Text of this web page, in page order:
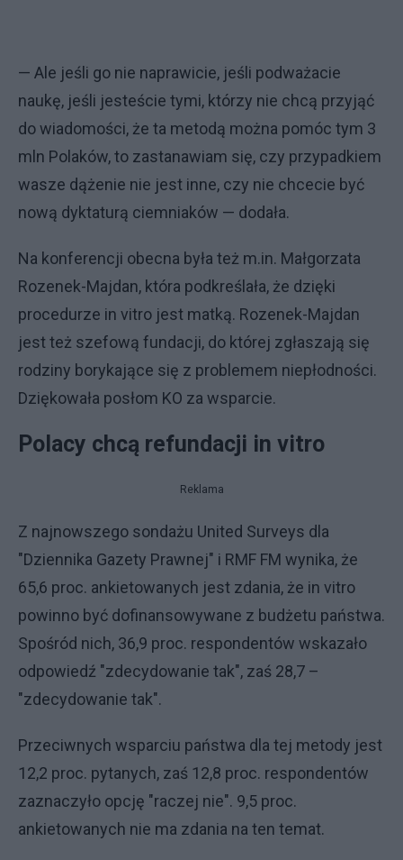
— Ale jeśli go nie naprawicie, jeśli podważacie
naukę, jeśli jesteście tymi, którzy nie chcą przyjąć
do wiadomości, że ta metodą można pomóc tym 3
mln Polaków, to zastanawiam się, czy przypadkiem
wasze dążenie nie jest inne, czy nie chcecie być
nową dyktaturą ciemniaków — dodała.
Na konferencji obecna była też m.in. Małgorzata
Rozenek-Majdan, która podkreślała, że dzięki
procedurze in vitro jest matką. Rozenek-Majdan
jest też szefową fundacji, do której zgłaszają się
rodziny borykające się z problemem niepłodności.
Dziękowała posłom KO za wsparcie.
Polacy chcą refundacji in vitro
Reklama
Z najnowszego sondażu United Surveys dla
"Dziennika Gazety Prawnej" i RMF FM wynika, że
65,6 proc. ankietowanych jest zdania, że in vitro
powinno być dofinansowywane z budżetu państwa.
Spośród nich, 36,9 proc. respondentów wskazało
odpowiedź "zdecydowanie tak", zaś 28,7 –
"zdecydowanie tak".
Przeciwnych wsparciu państwa dla tej metody jest
12,2 proc. pytanych, zaś 12,8 proc. respondentów
zaznaczyło opcję "raczej nie". 9,5 proc.
ankietowanych nie ma zdania na ten temat.